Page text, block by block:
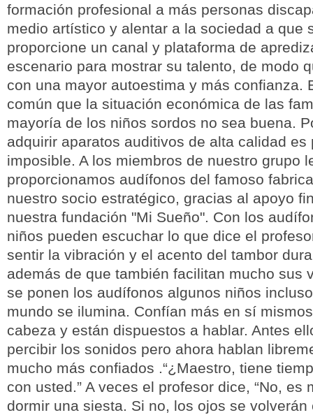
formación profesional a más personas
medio artístico y alentar a la sociedad a que
proporcione un canal y plataforma de
escenario para mostrar su talento, de modo
con una mayor autoestima y más confianza.
común que la situación económica de las
mayoría de los niños sordos no sea buena.
adquirir aparatos auditivos de alta calidad es
imposible. A los miembros de nuestro grupo
proporcionamos audífonos del famoso
nuestro socio estratégico, gracias al apoyo
nuestra fundación "Mi Sueño". Con los
niños pueden escuchar lo que dice el
sentir la vibración y el acento del tambor
además de que también facilitan mucho sus
se ponen los audífonos algunos niños
mundo se ilumina. Confían más en sí
cabeza y están dispuestos a hablar. Antes
percibir los sonidos pero ahora hablan
mucho más confiados .“¿Maestro, tiene
con usted.” A veces el profesor dice, “No, es
dormir una siesta. Si no, los ojos se volverán